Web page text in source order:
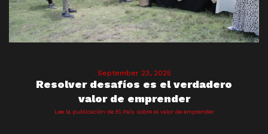
September 23, 2025
Resolver desafíos es el verdadero
valor de emprender
Lee la publicación de El País sobre el valor de emprender